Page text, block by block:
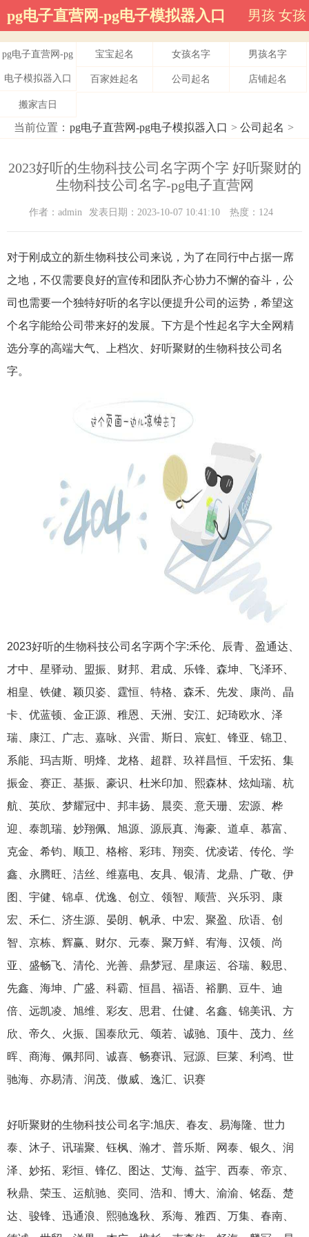
pg电子直营网-pg电子模拟器入口 男孩 女孩
pg电子直营网-pg
电子模拟器入口
宝宝起名 女孩名字 男孩名字
百家姓起名 公司起名 店铺起名
搬家吉日
当前位置： pg电子直营网-pg电子模拟器入口 > 公司起名 >
2023好听的生物科技公司名字两个字 好听聚财的
生物科技公司名字-pg电子直营网
作者：admin 发表日期：2023-10-07 10:41:10 热度：124
对于刚成立的新生物科技公司来说，为了在同行中占据一席
之地，不仅需要良好的宣传和团队齐心协力不懈的奋斗，公
司也需要一个独特好听的名字以便提升公司的运势，希望这
个名字能给公司带来好的发展。下方是个性起名字大全网精
选分享的高端大气、上档次、好听聚财的生物科技公司名
字。
2023好听的生物科技公司名字两个字:禾伦、辰青、盈通达、
才中、星驿动、盟振、财邦、君成、乐锋、森坤、飞泽环、
相皇、铁健、颖贝姿、霆恒、特格、森禾、先发、康尚、晶
卡、优蓝顿、金正源、稚恩、天洲、安江、妃琦欧水、泽
瑞、康江、广志、嘉咏、兴雷、斯日、宸虹、锋亚、锦卫、
系能、玛吉斯、明烽、龙格、超群、玖祥昌恒、千宏拓、集
振金、赛正、基振、豪识、杜米印加、熙森林、炫灿瑞、杭
航、英欣、梦耀冠中、邦丰扬、晨奕、意天珊、宏源、桦
迎、泰凯瑞、妙翔佩、旭源、源辰真、海豪、道卓、慕富、
克金、希钧、顺卫、格榕、彩玮、翔奕、优凌诺、传伦、学
鑫、永腾旺、洁丝、维嘉电、友具、银清、龙鼎、广敬、伊
图、宇健、锦卓、优逸、创立、领智、顺营、兴乐羽、康
宏、禾仁、济生源、晏朗、帆承、中宏、聚盈、欣语、创
智、京栋、辉赢、财尔、元泰、聚万鲜、宥海、汉领、尚
亚、盛畅飞、清伦、光善、鼎梦冠、星康运、谷瑞、毅思、
先鑫、海坤、广盛、科霸、恒昌、福语、裕鹏、豆牛、迪
倍、远凯凌、旭维、彩友、思君、仕健、名鑫、锦美讯、方
欣、帝久、火振、国泰欣元、颂若、诚驰、顶牛、茂力、丝
晖、商海、佩邦同、诚喜、畅赛讯、冠源、巨莱、利鸿、世
驰海、亦易清、润茂、傲威、逸汇、识赛
好听聚财的生物科技公司名字:旭庆、春友、易海隆、世力
泰、沐子、讯瑞聚、钰枫、瀚才、普乐斯、网泰、银久、润
泽、妙拓、彩恒、锋亿、图达、艾海、益宇、西泰、帝京、
秋鼎、荣玉、运航驰、奕同、浩和、博大、渝渝、铭磊、楚
达、骏锋、迅通浪、熙驰逸秋、系海、雅西、万集、春南、